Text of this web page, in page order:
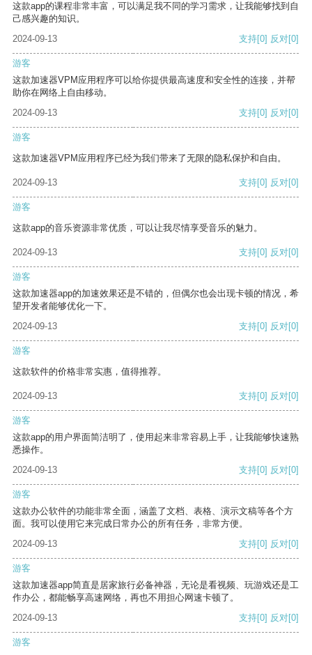
这款app的课程非常丰富，可以满足我不同的学习需求，让我能够找到自
己感兴趣的知识。
2024-09-13
支持[0] 反对[0]
游客
这款加速器VPM应用程序可以给你提供最高速度和安全性的连接，并帮
助你在网络上自由移动。
2024-09-13
支持[0] 反对[0]
游客
这款加速器VPM应用程序已经为我们带来了无限的隐私保护和自由。
2024-09-13 支持[0] 反对[0]
游客
这款app的音乐资源非常优质，可以让我尽情享受音乐的魅力。
2024-09-13 支持[0] 反对[0]
游客
这款加速器app的加速效果还是不错的，但偶尔也会出现卡顿的情况，希
望开发者能够优化一下。
2024-09-13
支持[0] 反对[0]
游客
这款软件的价格非常实惠，值得推荐。
2024-09-13 支持[0] 反对[0]
游客
这款app的用户界面简洁明了，使用起来非常容易上手，让我能够快速熟
悉操作。
2024-09-13
支持[0] 反对[0]
游客
这款办公软件的功能非常全面，涵盖了文档、表格、演示文稿等各个方
面。我可以使用它来完成日常办公的所有任务，非常方便。
2024-09-13
支持[0] 反对[0]
游客
这款加速器app简直是居家旅行必备神器，无论是看视频、玩游戏还是工
作办公，都能畅享高速网络，再也不用担心网速卡顿了。
2024-09-13
支持[0] 反对[0]
游客